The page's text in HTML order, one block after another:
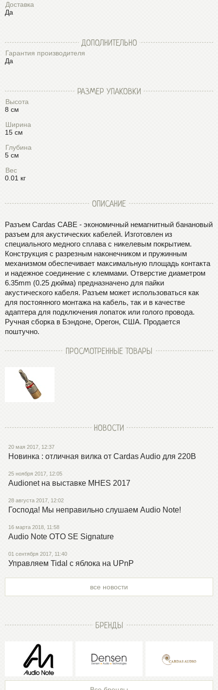
Доставка
Да
ДОПОЛНИТЕЛЬНО
Гарантия производителя
Да
РАЗМЕР УПАКОВКИ
Высота
8 см
Ширина
15 см
Глубина
5 см
Вес
0.01 кг
ОПИСАНИЕ
Разъем Cardas CABE - экономичный немагнитный банановый
разъем для акустических кабелей. Изготовлен из
специального медного сплава с никелевым покрытием.
Конструкция с разрезным наконечником и пружинным
механизмом обеспечивает максимальную площадь контакта
и надежное соединение с клеммами. Отверстие диаметром
6.35mm (0.25 дюйма) предназначено для пайки
акустического кабеля. Разъем может использоваться как
для постоянного монтажа на кабель, так и в качестве
адаптера для подключения лопаток или голого провода.
Ручная сборка в Бэндоне, Орегон, США. Продается
поштучно.
ПРОСМОТРЕННЫЕ ТОВАРЫ
НОВОСТИ
20 мая 2017, 12:37
Новинка : отличная вилка от Cardas Audio для 220В
25 ноября 2017, 12:05
Audionet на выставке MHES 2017
28 августа 2017, 12:02
Господа! Мы неправильно слушаем Audio Note!
16 марта 2018, 11:58
Audio Note OTO SE Signature
01 сентября 2017, 11:40
Управляем Tidal с яблока на UPnP
все новости
БРЕНДЫ